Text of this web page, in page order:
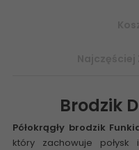
Brodzik
Półokrągły brodzik
który zachowuje